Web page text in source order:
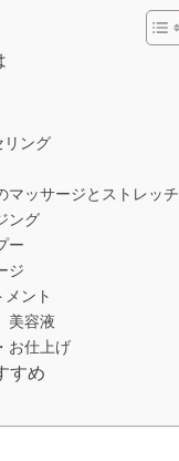
ング
ッサージとストレッチ
ング
ー
ジ
ント
容液
仕上げ
すめ